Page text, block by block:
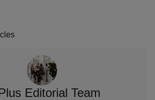
Editorial Team